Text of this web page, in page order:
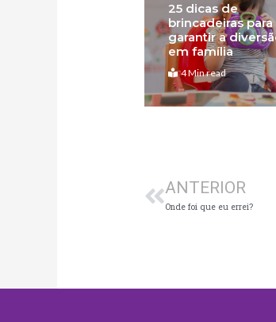
25 dicas de
brincadeiras para
garantir a
em família
4 Min read
ANTERIOR
Onde foi que eu errei?